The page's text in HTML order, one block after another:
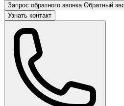
Запрос обратного звонка Обратный
Узнать контакт